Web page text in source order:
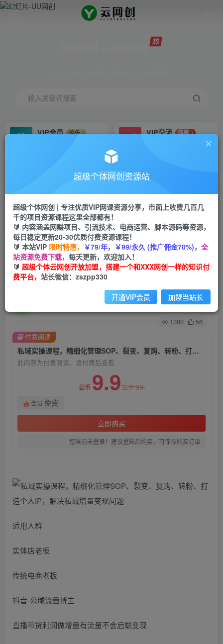
输入关键词搜索
VIP会员
抢先
VIP交流
群聊
研究探讨更多创业项目路子。
会员专属推广链接
招募站长
挂机
项目
脚本卡密
APP下载
GO
首页 创业课程 会员免费 正文
私域实操课程，精细化管理SOP、裂变、复购、转
粉、打造个人IP，解决私域增量变现问题
关注 私信
1380 56
私域实操课程，精细化管理SOP、裂变、复购、转粉、打造个人IP，解决私域增量变现问题
此内容为付费阅读，请付费后查看
云币 9.9云币99
会员 免费
立即购买
您当前未登录！建议登陆后购买，可保存购买订单
付费阅读
适用人群
实体店老板
传统电商老板
抖音-公域流量博主
直播带货利润做增量有流量不会后端变现
超级个体网创资源站
超级个体网创 | 专注优质VIP网课资源分享，市面上收费几百几
千的项目资源课程这里全部都有！
🔰 内容涵盖网赚项目、引流技术、电商运营、脚本源码等资源，
每日稳定更新20-30优质付费资源课程！
🔰 本站VIP 限时特惠， ￥79/年，￥99/永久 (推广佣金70%)， 全
站资源免费下载， 每天更新，欢迎加入！
🔰 超级个体云网创开放加盟，搭建一个和XXX网创一样的知识付
费平台， 站长微信：zszpp330
开通VIP会员 加盟当站长